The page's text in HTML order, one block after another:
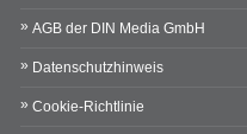
AGB der DIN Media GmbH
Datenschutzhinweis
Cookie-Richtlinie